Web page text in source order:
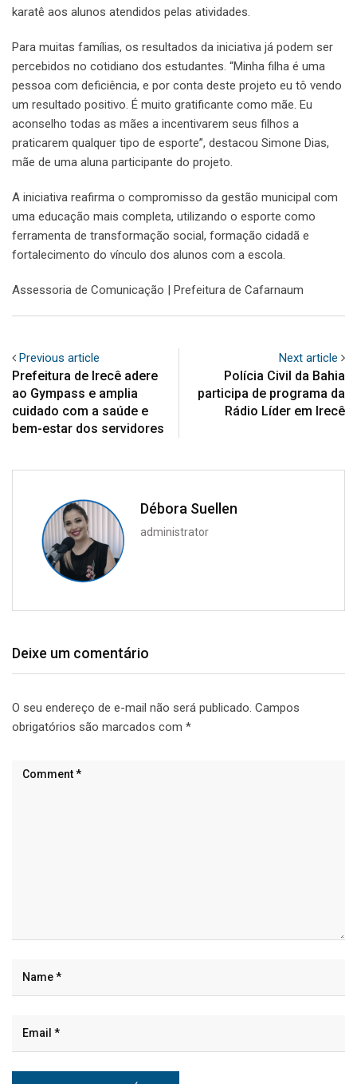
karatê aos alunos atendidos pelas atividades.
Para muitas famílias, os resultados da iniciativa já podem ser
percebidos no cotidiano dos estudantes. “Minha filha é uma
pessoa com deficiência, e por conta deste projeto eu tô vendo
um resultado positivo. É muito gratificante como mãe. Eu
aconselho todas as mães a incentivarem seus filhos a
praticarem qualquer tipo de esporte”, destacou Simone Dias,
mãe de uma aluna participante do projeto.
A iniciativa reafirma o compromisso da gestão municipal com
uma educação mais completa, utilizando o esporte como
ferramenta de transformação social, formação cidadã e
fortalecimento do vínculo dos alunos com a escola.
Assessoria de Comunicação | Prefeitura de Cafarnaum
Previous article
Prefeitura de Irecê adere
ao Gympass e amplia
cuidado com a saúde e
bem-estar dos servidores
Next article
Polícia Civil da Bahia
participa de programa da
Rádio Líder em Irecê
Débora Suellen
administrator
Deixe um comentário
O seu endereço de e-mail não será publicado. Campos
obrigatórios são marcados com *